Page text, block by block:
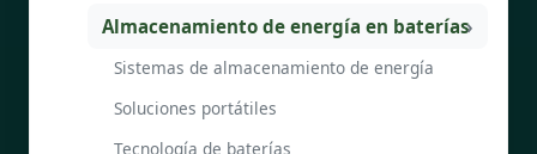
Almacenamiento de energía en baterías
Sistemas de almacenamiento de energía
Soluciones portátiles
Tecnología de baterías